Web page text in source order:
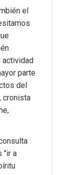
el
actividad
parte
del
cronista
"ir a